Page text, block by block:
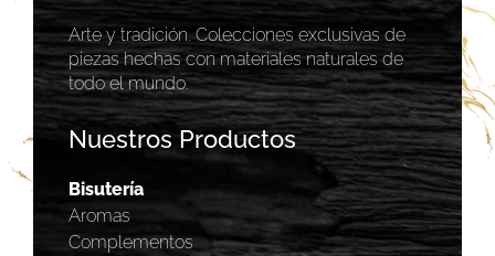
Arte y tradición. Colecciones exclusivas de
piezas hechas con materiales naturales de
todo el mundo.
Nuestros Productos
Bisutería
Aromas
Complementos